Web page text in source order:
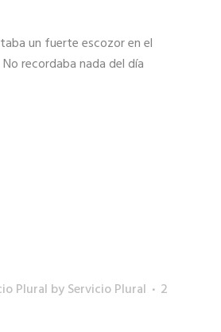
un fuerte escozor en el
recordaba nada del día
Plural byServicio Plural
2